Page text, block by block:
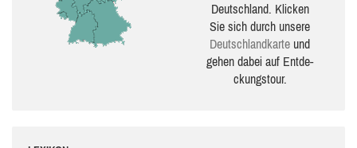
Deutschland. Klicken
Sie sich durch unsere
Deutsch­land­karte und
gehen dabei auf Ent­de­
ckungs­tour.